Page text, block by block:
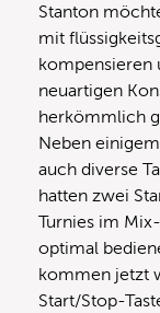
Stanton
mit
kompensieren
neuartigen
herkömmlich
Neben
auch diverse
hatten zwei
Turnies im
optimal
kommen jetzt
Start/Stop-